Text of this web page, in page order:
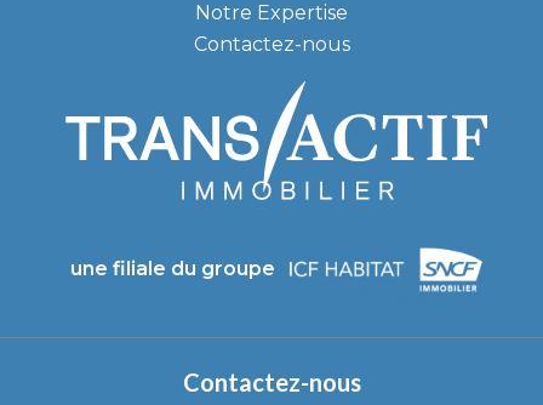
Notre Expertise
Contactez-nous
une filiale du groupe
Contactez-nous